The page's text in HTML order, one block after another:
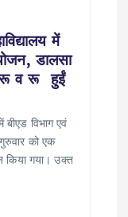
में
डालसा
रू व रू हुईं
विभाग एवं
को एक
किया गया। उक्त